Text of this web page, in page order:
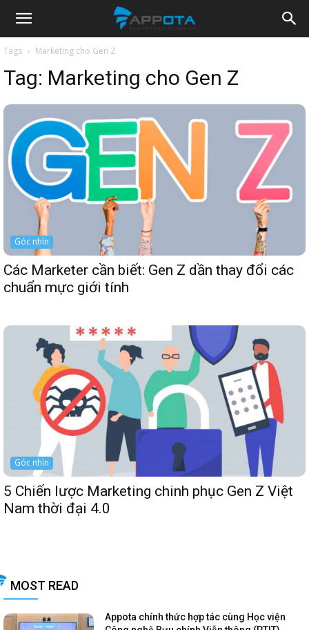
Appota
News
Tags Marketing cho Gen Z
Tag: Marketing cho Gen Z
Góc nhìn
Các Marketer cần biết: Gen Z dần thay đổi các
chuẩn mực giới tính
Góc nhìn
5 Chiến lược Marketing chinh phục Gen Z Việt
Nam thời đại 4.0
MOST READ
Appota chính thức hợp tác cùng Học viện